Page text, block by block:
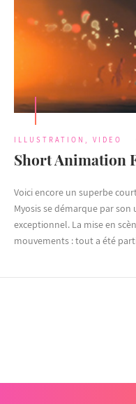
ILLUSTRATION VIDEO
Short Animation
Voici encore un superbe
Myosis se démarque par
exceptionnel. La mise en
mouvements : tout a été